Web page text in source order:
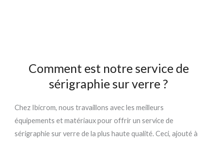
Comment est notre service de
sérigraphie sur verre ?
Chez Ibicrom, nous travaillons avec les meilleurs
équipements et matériaux pour offrir un service de
sérigraphie sur verre de la plus haute qualité. Ceci, ajouté à